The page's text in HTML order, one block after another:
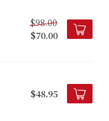
$98.00
$70.00
$48.95